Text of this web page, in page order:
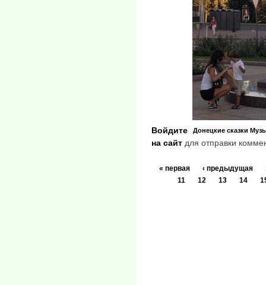
Донецкие сказки
Войдите
на сайт для отправки
« первая ‹ предыдущая
11
12 13 14